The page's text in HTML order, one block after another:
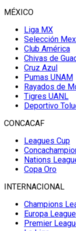
MÉXICO
Liga MX
Selección
Club América
Chivas de
Cruz Azul
Pumas UNAM
Rayados de
Tigres UANL
Deportivo
CONCACAF
Leagues Cup
Nations
Copa Oro
INTERNACIONAL
Champions
Europa League
Premier